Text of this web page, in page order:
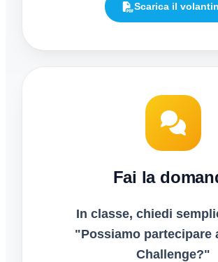
Scarica il
Fai la
In classe, chiedi
"Possiamo partecipare
Challenge?"